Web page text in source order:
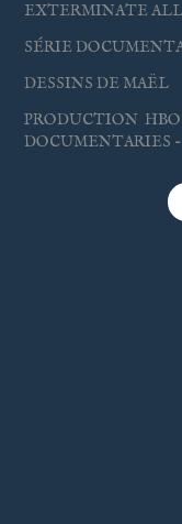
EXTERMINATE
SÉRIE
DESSINS DE MAËL
PRODUCTION
DOCUMENTARIES